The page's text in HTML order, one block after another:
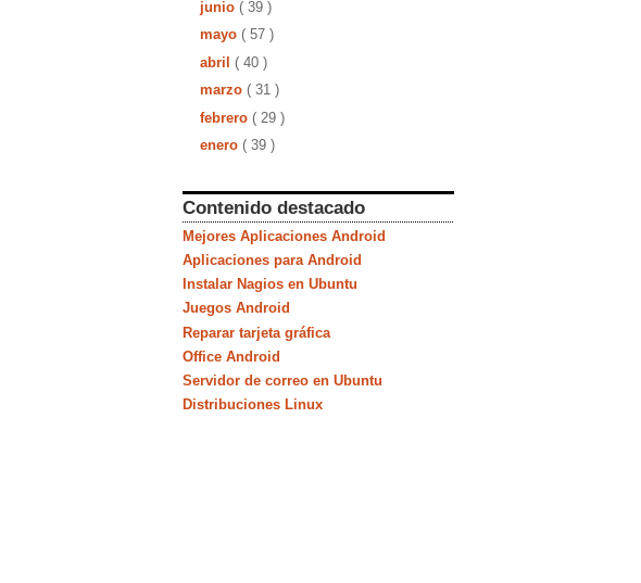
junio ( 39 )
mayo ( 57 )
abril ( 40 )
marzo ( 31 )
febrero ( 29 )
enero ( 39 )
Contenido destacado
Mejores Aplicaciones Android
Aplicaciones para Android
Instalar Nagios en Ubuntu
Juegos Android
Reparar tarjeta gráfica
Office Android
Servidor de correo en Ubuntu
Distribuciones Linux